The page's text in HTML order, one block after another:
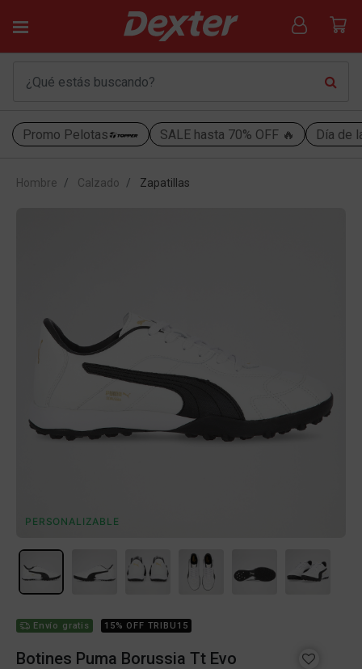
Promo Pelotas SALE hasta 70% OFF 🔥 Día de
Hombre Calzado Zapatillas
PERSONALIZABLE
Envío gratis 15% OFF TRIBU15
Botines Puma Borussia Tt Evo